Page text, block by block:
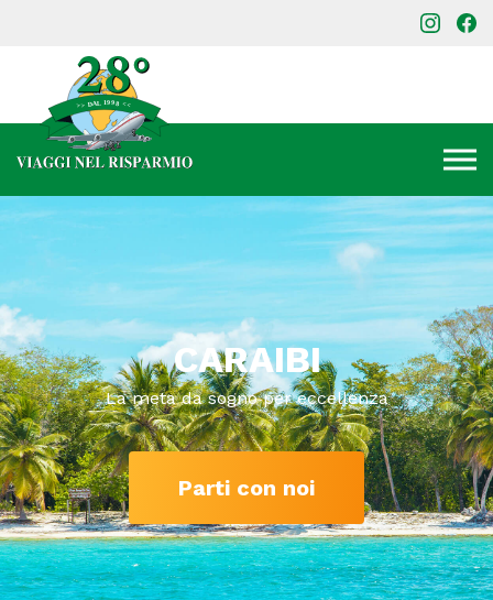
CARAIBI
La meta da sogno per eccellenza
Parti con noi